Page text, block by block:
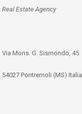
Real Estate Agency
Via Mons. G. Sismondo, 45
54027 Pontremoli (MS) Italia